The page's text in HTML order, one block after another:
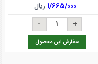
1/665/000 ریال
سفارش این محصول